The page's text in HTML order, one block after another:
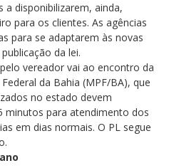
disponibilizarem, ainda,
para os clientes. As agências
para se adaptarem às novas
da lei.
vereador vai ao encontro da
da Bahia (MPF/BA), que
no estado devem
minutos para atendimento dos
em dias normais. O PL segue